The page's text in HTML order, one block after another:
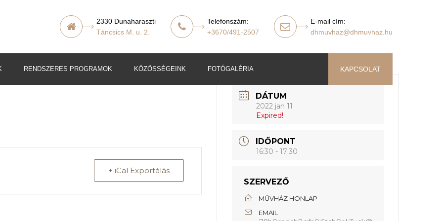
2330 Dunaharaszti
Táncsics M. u. 2.
Telefonszám:
+3670/491-2507
E-mail cím:
dhmuvhaz@dhmuvhaz.hu
RENDSZERES PROGRAMOK KÖZÖSSÉGEINK FOTÓGALÉRIA KAPCSOLAT
+ iCal Exportálás
DÁTUM
2022 jan 11
Expired!
IDŐPONT
16:30 - 17:30
SZERVEZŐ
MŰVHÁZ HONLAP
EMAIL